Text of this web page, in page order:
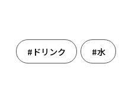
#ドリンク #水